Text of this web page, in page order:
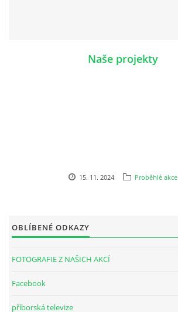
Naše projekty
15. 11. 2024 Proběhlé akce
OBLÍBENÉ ODKAZY
FOTOGRAFIE Z NAŠICH AKCÍ
Facebook
příborská televize